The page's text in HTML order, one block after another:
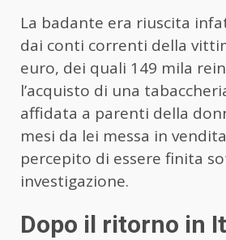
La badante era riuscita
dai conti correnti della
euro, dei quali 149 mila
l’acquisto di una
affidata a parenti della
mesi da lei messa in
percepito di essere finita
investigazione.
Dopo il ritorno in